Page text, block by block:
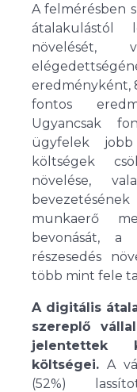
A felmérésben
átalakulástól
növelését,
eredményként,
fontos
Ugyancsak
ügyfelek jobb
költségek
növelése,
munkaerő
bevonását, a
részesedés
több mint fele
A digitális
szereplő
jelentettek
költségei. A
(52%)